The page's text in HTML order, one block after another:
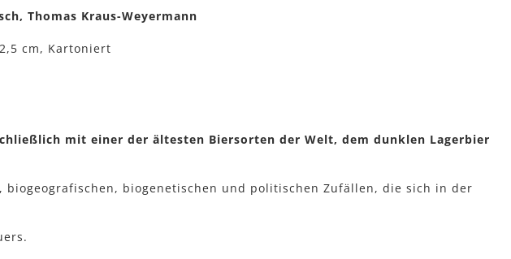
Thomas Kraus-Weyermann
cm, Kartoniert
mit einer der ältesten Biersorten der Welt, dem dunklen Lagerbier
biogenetischen und politischen Zufällen, die sich in der